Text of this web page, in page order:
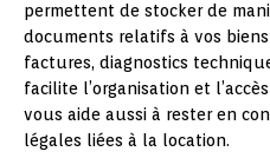
permettent de stocker de
documents relatifs à vos
factures, diagnostics
facilite l’organisation et
vous aide aussi à rester en
légales liées à la location.